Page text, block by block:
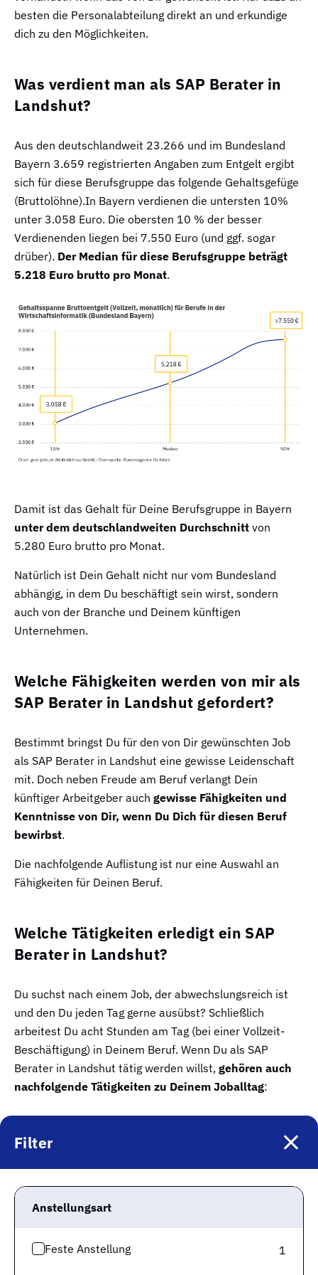
Filter
Anstellungsart
Feste Anstellung 1
besten die Personalabteilung direkt an und erkundige
dich zu den Möglichkeiten.
Was verdient man als SAP Berater in
Landshut?
Aus den deutschlandweit 23.266 und im Bundesland
Bayern 3.659 registrierten Angaben zum Entgelt ergibt
sich für diese Berufsgruppe das folgende Gehaltsgefüge
(Bruttolöhne).In Bayern verdienen die untersten 10%
unter 3.058 Euro. Die obersten 10 % der besser
Verdienenden liegen bei 7.550 Euro (und ggf. sogar
drüber). Der Median für diese Berufsgruppe beträgt
5.218 Euro brutto pro Monat.
Damit ist das Gehalt für Deine Berufsgruppe in Bayern
unter dem deutschlandweiten Durchschnitt von
5.280 Euro brutto pro Monat.
Natürlich ist Dein Gehalt nicht nur vom Bundesland
abhängig, in dem Du beschäftigt sein wirst, sondern
auch von der Branche und Deinem künftigen
Unternehmen.
Welche Fähigkeiten werden von mir als
SAP Berater in Landshut gefordert?
Bestimmt bringst Du für den von Dir gewünschten Job
als SAP Berater in Landshut eine gewisse Leidenschaft
mit. Doch neben Freude am Beruf verlangt Dein
künftiger Arbeitgeber auch gewisse Fähigkeiten und
Kenntnisse von Dir, wenn Du Dich für diesen Beruf
bewirbst.
Die nachfolgende Auflistung ist nur eine Auswahl an
Fähigkeiten für Deinen Beruf.
Welche Tätigkeiten erledigt ein SAP
Berater in Landshut?
Du suchst nach einem Job, der abwechslungsreich ist
und den Du jeden Tag gerne ausübst? Schließlich
arbeitest Du acht Stunden am Tag (bei einer Vollzeit-
Beschäftigung) in Deinem Beruf. Wenn Du als SAP
Berater in Landshut tätig werden willst, gehören auch
nachfolgende Tätigkeiten zu Deinem Joballtag:
IKT-Systemwechsel leiten
IKT-Beratung anbieten
Das ist allerdings nur ein kleiner Auszug der Aufgaben,